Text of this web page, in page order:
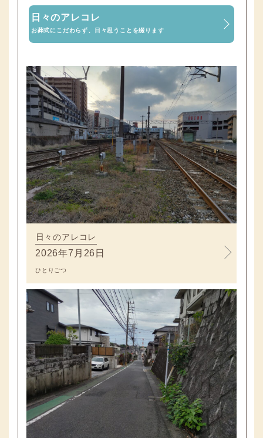
日々のアレコレ
お葬式にこだわらず、日々思うことを綴ります
日々のアレコレ
2026年7月26日
ひとりごつ